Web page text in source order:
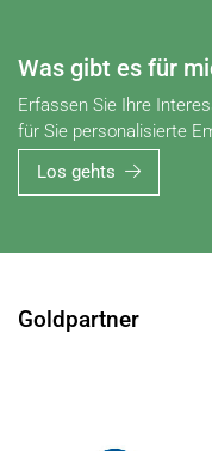
Was gibt es für
Erfassen Sie Ihre
für Sie personalisierte
Los gehts
Goldpartner